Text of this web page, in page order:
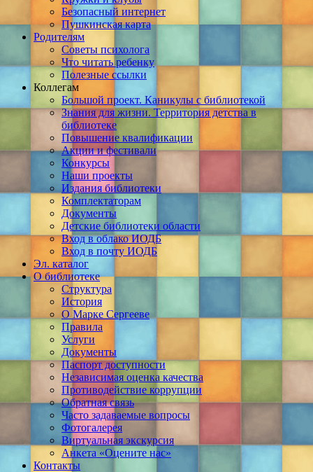
Безопасный интернет
Пушкинская карта
Родителям
Советы психолога
Что читать ребенку
Полезные ссылки
Коллегам
Большой проект. Каникулы с библиотекой
Знания для жизни. Территория детства в
библиотеке
Повышение квалификации
Акции и фестивали
Конкурсы
Наши проекты
Издания библиотеки
Комплектаторам
Документы
Детские библиотеки области
Вход в облако ИОДБ
Вход в почту ИОДБ
Эл. каталог
О библиотеке
Структура
История
О Марке Сергееве
Правила
Услуги
Документы
Паспорт доступности
Независимая оценка качества
Противодействие коррупции
Обратная связь
Часто задаваемые вопросы
Фотогалерея
Виртуальная экскурсия
Анкета «Оцените нас»
Контакты